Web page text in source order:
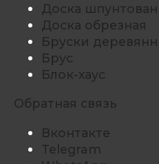
Доска
Доска обрезная
Бруски
Брус
Блок-хаус
Обратная связь
Вконтакте
Telegram